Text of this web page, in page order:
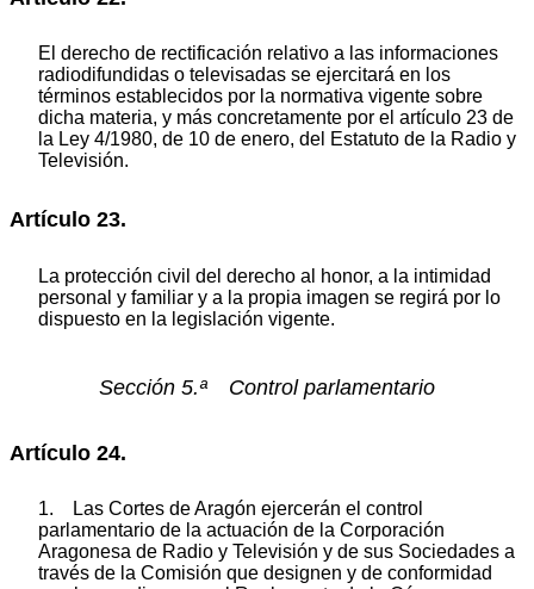
El derecho de rectificación relativo a las informaciones
radiodifundidas o televisadas se ejercitará en los
términos establecidos por la normativa vigente sobre
dicha materia, y más concretamente por el artículo 23 de
la Ley 4/1980, de 10 de enero, del Estatuto de la Radio y
Televisión.
Artículo 23.
La protección civil del derecho al honor, a la intimidad
personal y familiar y a la propia imagen se regirá por lo
dispuesto en la legislación vigente.
Sección 5.ª Control parlamentario
Artículo 24.
1. Las Cortes de Aragón ejercerán el control
parlamentario de la actuación de la Corporación
Aragonesa de Radio y Televisión y de sus Sociedades a
través de la Comisión que designen y de conformidad